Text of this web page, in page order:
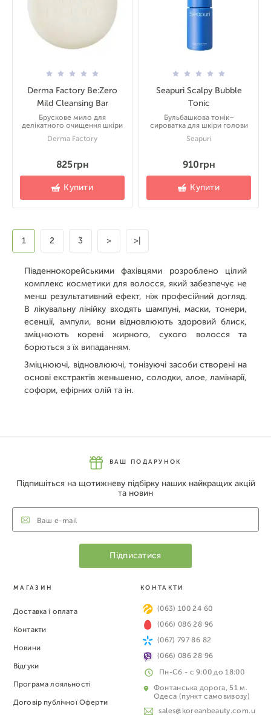
Derma Factory Be:Zero
Mild Cleansing Bar
Брускове мило для
делікатного очищення шкіри
Derma Factory
825 грн
Купити
Seapuri Scalpy Bubble
Tonic
Бульбашкова тонік–
сироватка для шкіри голови
Seapuri
910 грн
Купити
1 2 3 > >|
Південнокорейськими фахівцями розроблено цілий
комплекс косметики для волосся, який забезпечує не
менш результативний ефект, ніж професійний догляд.
В лікувальну лінійку входять шампуні, маски, тонери,
есенції, ампули, вони відновлюють здоровий блиск,
зміцнюють корені жирного, сухого волосся та
борються з їх випаданням.
Зміцнюючі, відновлюючі, тонізуючі засоби створені на
основі екстрактів женьшеню, солодки, алое, ламінарії,
софори, ефірних олій та ін.
ВАШ ПОДАРУНОК
Підпишіться на щотижневу підбірку наших найкращих акцій
та новин
МАГАЗИН
Доставка і оплата
Контакти
Новини
Відгуки
Програма лояльності
Договір публічної Оферти
КОНТАКТИ
(063) 100 24 60
(066) 086 28 96
(067) 797 86 82
(066) 086 28 96
Пн-Сб - с 9:00 до 18:00
Фонтанська дорога, 51 м.
Одеса (пункт самовивозу)
sales@koreanbeauty.com.u